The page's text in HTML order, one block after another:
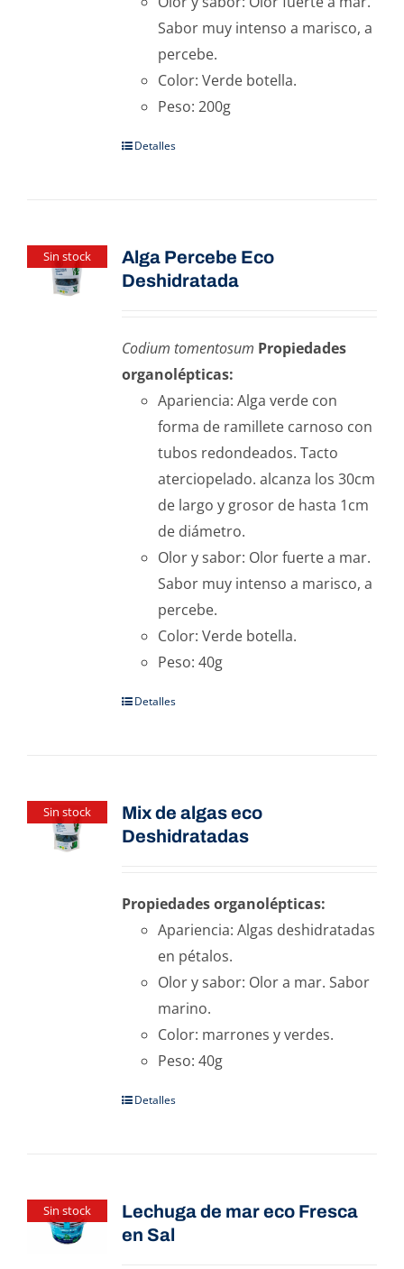
Sabor muy intenso a marisco, a
percebe.
Color: Verde botella.
Peso: 200g
Detalles
Sin stock
Alga Percebe Eco
Deshidratada
Codium tomentosum Propiedades
organolépticas:
Apariencia: Alga verde con
forma de ramillete carnoso con
tubos redondeados. Tacto
aterciopelado. alcanza los 30cm
de largo y grosor de hasta 1cm
de diámetro.
Olor y sabor: Olor fuerte a mar.
Sabor muy intenso a marisco, a
percebe.
Color: Verde botella.
Peso: 40g
Detalles
Sin stock
Mix de algas eco
Deshidratadas
Propiedades organolépticas:
Apariencia: Algas deshidratadas
en pétalos.
Olor y sabor: Olor a mar. Sabor
marino.
Color: marrones y verdes.
Peso: 40g
Detalles
Sin stock
Lechuga de mar eco Fresca
en Sal